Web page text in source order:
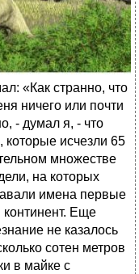
«Как странно, что
ничего или почти
- думал я, - что
исчезли 65
множестве
на которых
имена первые
Еще
не казалось
сотен метров
в майке с